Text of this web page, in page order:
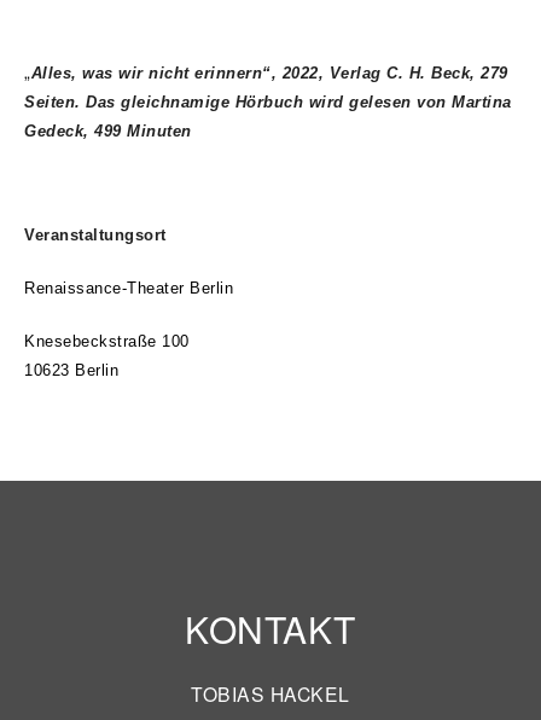
„Alles, was wir nicht erinnern“, 2022, Verlag C. H. Beck, 279
Seiten. Das gleichnamige Hörbuch wird gelesen von Martina
Gedeck, 499 Minuten
Veranstaltungsort
Renaissance-Theater Berlin
Knesebeckstraße 100
10623 Berlin
KONTAKT
TOBIAS HACKEL